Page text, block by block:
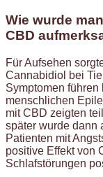
Wie wurde
CBD
Für Aufsehen
Cannabidiol bei
Symptomen
menschlichen
mit CBD zeigten
später wurde dann
Patienten mit
positive Effekt von
Schlafstörungen